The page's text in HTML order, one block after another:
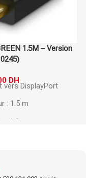
Copper 4K 60Hz 3
Copper.Longueur 3
Conducteurs cuivre